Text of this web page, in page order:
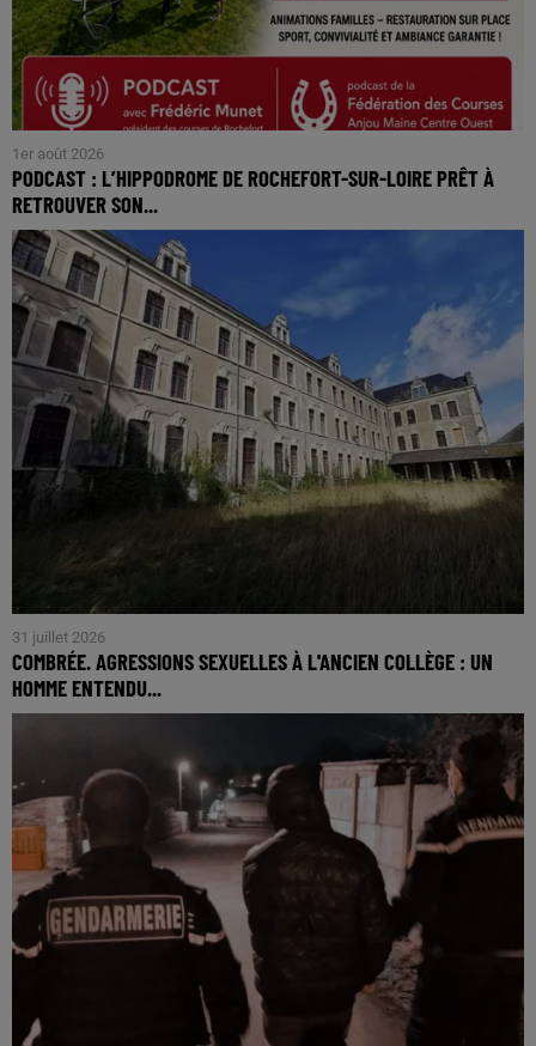
1er août 2026
PODCAST : L’HIPPODROME DE ROCHEFORT-SUR-LOIRE PRÊT À
RETROUVER SON...
31 juillet 2026
COMBRÉE. AGRESSIONS SEXUELLES À L'ANCIEN COLLÈGE : UN
HOMME ENTENDU...